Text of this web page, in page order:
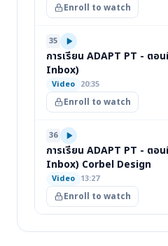
Enroll to watch
35
การเรียน ADAPT PT - ตอ
Inbox)
Video 20:35
Enroll to watch
36
การเรียน ADAPT PT - ตอ
Inbox) Corbel Design
Video 13:27
Enroll to watch